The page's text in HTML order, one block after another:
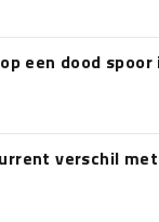
een dood
verschil